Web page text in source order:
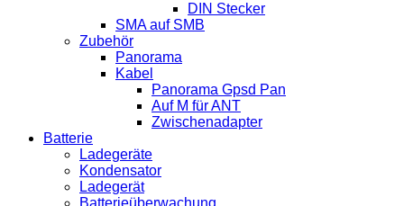
DIN Stecker
SMA auf SMB
Zubehör
Panorama
Kabel
Panorama Gpsd Pan
Auf M für ANT
Zwischenadapter
Batterie
Ladegeräte
Kondensator
Ladegerät
Batterieüberwachung